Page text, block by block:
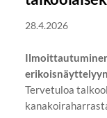
28.4.2026
Tervetuloa